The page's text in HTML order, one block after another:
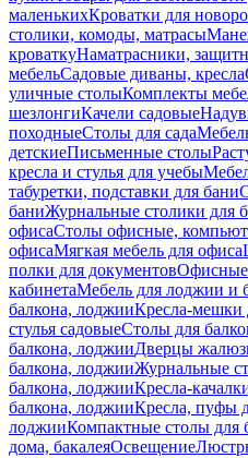
маленькихКроватки для
столики, комоды, матрасы
кроваткуНаматрасники,
мебельСадовые диваны, кресла
уличные столыКомплекты
шезлонгиКачели садовые
походныеСтолы для сада
детскиеПисьменные столы
кресла и стулья для учебы
табуретки, подставки для бани
баниЖурнальные столики для
офисаСтолы офисные,
офисаМягкая мебель для офиса
полки для документов
кабинетаМебель для лоджии и
балкона, лоджииКресла-мешки
стулья садовыеСтолы для
балкона, лоджииДверцы
балкона, лоджииЖурнальные
балкона, лоджииКресла-
балкона, лоджииКресла, пуфы
лоджииКомпактные столы для
дома, бакалеяОсвещение